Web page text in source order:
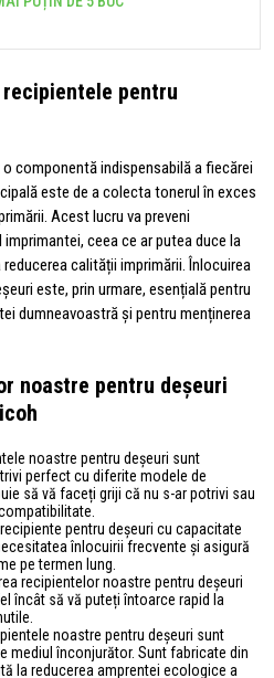
pentru
componentă indispensabilă a fiecărei
este de a colecta tonerul în exces
Acest lucru va preveni
ceea ce ar putea duce la
calității imprimării. Înlocuirea
este, prin urmare, esențială pentru
dumneavoastră și pentru menținerea
noastre pentru deșeuri
noastre pentru deșeuri sunt
perfect cu diferite modele de
să vă faceți griji că nu s-ar potrivi sau
pentru deșeuri cu capacitate
înlocuirii frecvente și asigură
pe termen lung.
recipientelor noastre pentru deșeuri
încât să vă puteți întoarce rapid la
noastre pentru deșeuri sunt
mediul înconjurător. Sunt fabricate din
la reducerea amprentei ecologice a